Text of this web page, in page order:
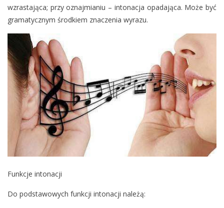
wzrastająca; przy oznajmianiu – intonacja opadająca. Może być
gramatycznym środkiem znaczenia wyrazu.
Funkcje intonacji
Do podstawowych funkcji intonacji należą: